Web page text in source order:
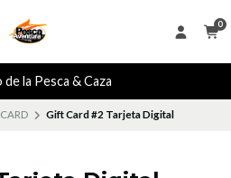
0
de la Pesca & Caza
Gift Card #2 Tarjeta Digital